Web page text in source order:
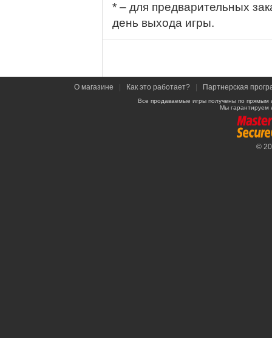
* – для предварительных
день выхода игры.
О магазине Как это работает? Партнерская
Все продаваемые игры получены по
Мы гарантируем
©